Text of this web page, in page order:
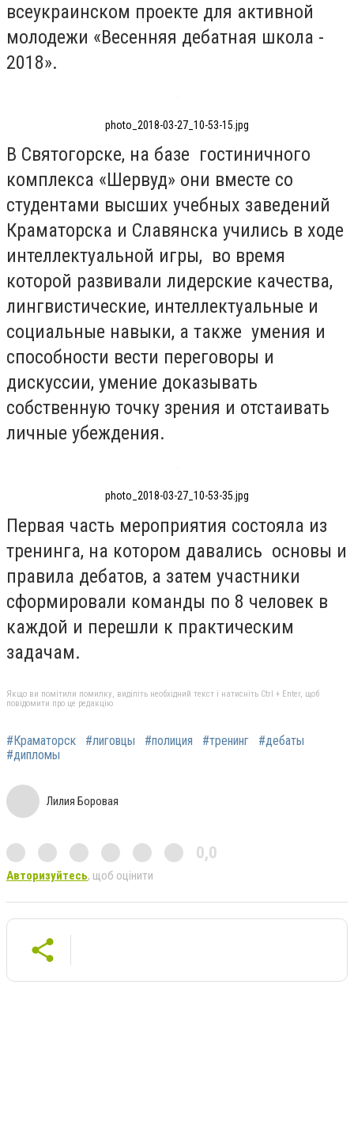
всеукраинском проекте для активной
молодежи «Весенняя дебатная школа -
2018».
photo_2018-03-27_10-53-15.jpg
В Святогорске, на базе гостиничного
комплекса «Шервуд» они вместе со
студентами высших учебных заведений
Краматорска и Славянска учились в ходе
интеллектуальной игры, во время
которой развивали лидерские качества,
лингвистические, интеллектуальные и
социальные навыки, а также умения и
способности вести переговоры и
дискуссии, умение доказывать
собственную точку зрения и отстаивать
личные убеждения.
photo_2018-03-27_10-53-35.jpg
Первая часть мероприятия состояла из
тренинга, на котором давались основы и
правила дебатов, а затем участники
сформировали команды по 8 человек в
каждой и перешли к практическим
задачам.
Якщо ви помітили помилку, виділіть необхідний текст і натисніть Ctrl + Enter, щоб
повідомити про це редакцію
#Краматорск #лиговцы #полиция #тренинг
#дебаты
#дипломы
Лилия Боровая
0,0
Авторизуйтесь, щоб оцінити